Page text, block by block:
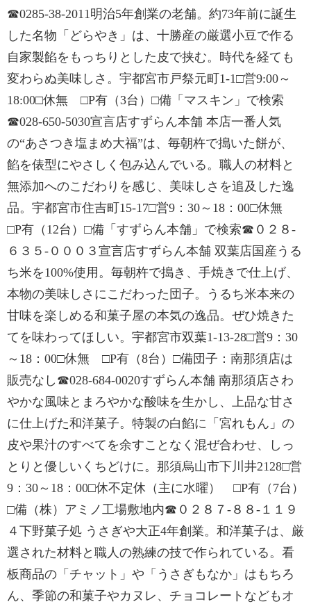
☎0285-38-2011明治5年創業の老舗。約73年前に誕生
した名物「どらやき」は、十勝産の厳選小豆で作る
自家製餡をもっちりとした皮で挟む。時代を経ても
変わらぬ美味しさ。宇都宮市戸祭元町1-1□営9:00～
18:00□休無 □P有（3台）□備「マスキン」で検索
☎028-650-5030宣言店すずらん本舗 本店一番人気
の“あさつき塩まめ大福”は、毎朝杵で搗いた餅が、
餡を俵型にやさしく包み込んでいる。職人の材料と
無添加へのこだわりを感じ、美味しさを追及した逸
品。宇都宮市住吉町15-17□営9：30～18：00□休無
□P有（12台）□備「すずらん本舗」で検索☎０２８-
６３５-０００３宣言店すずらん本舗 双葉店国産うる
ち米を100%使用。毎朝杵で搗き、手焼きで仕上げ、
本物の美味しさにこだわった団子。うるち米本来の
甘味を楽しめる和菓子屋の本気の逸品。ぜひ焼きた
てを味わってほしい。宇都宮市双葉1-13-28□営9：30
～18：00□休無 □P有（8台）□備団子：南那須店は
販売なし☎028-684-0020すずらん本舗 南那須店さわ
やかな風味とまろやかな酸味を生かし、上品な甘さ
に仕上げた和洋菓子。特製の白餡に「宮れもん」の
皮や果汁のすべてを余すことなく混ぜ合わせ、しっ
とりと優しいくちどけに。那須烏山市下川井2128□営
9：30～18：00□休不定休（主に水曜） □P有（7台）
□備（株）アミノ工場敷地内☎０２８７-８８-１１９
４下野菓子処 うさぎや大正4年創業。和洋菓子は、厳
選された材料と職人の熟練の技で作られている。看
板商品の「チャット」や「うさぎもなか」はもちろ
ん、季節の和菓子やカヌレ、チョコレートなどもオ